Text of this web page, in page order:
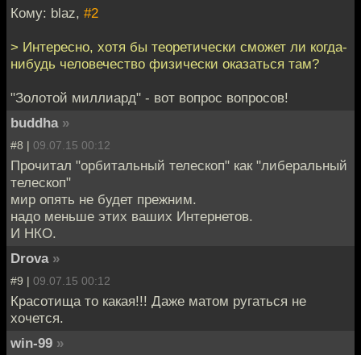
Кому: blaz, #2
> Интересно, хотя бы теоретически сможет ли когда-
нибудь человечество физически оказаться там?
"Золотой миллиард" - вот вопрос вопросов!
buddha »
#8 | 09.07.15 00:12
Прочитал "орбитальный телескоп" как "либеральный
телескоп"
мир опять не будет прежним.
надо меньше этих ваших Интернетов.
И НКО.
Drova »
#9 | 09.07.15 00:12
Красотища то какая!!! Даже матом ругаться не
хочется.
win-99 »